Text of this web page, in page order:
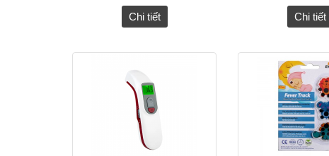
Chi tiết Chi tiết